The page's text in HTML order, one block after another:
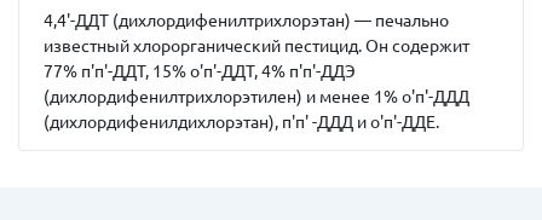
4,4'-ДДТ (дихлордифенилтрихлорэтан) — печально
известный хлорорганический пестицид. Он содержит
77% п'п'-ДДТ, 15% о'п'-ДДТ, 4% п'п'-ДДЭ
(дихлордифенилтрихлорэтилен) и менее 1% о'п'-ДДД
(дихлордифенилдихлорэтан), п'п' -ДДД и о'п'-ДДЕ.